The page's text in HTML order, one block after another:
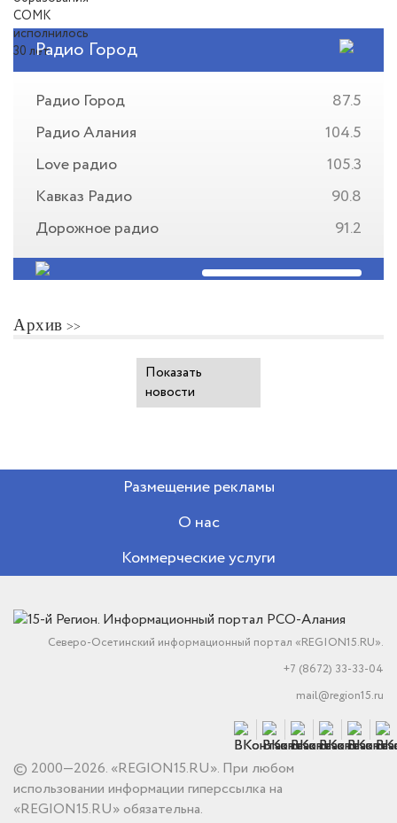
Радио Город
Радио Город
87.5
Радио Алания
104.5
Love радио
105.3
Кавказ Радио
90.8
Дорожное радио
91.2
Архив
Показать
новости
Размещение рекламы
О нас
Коммерческие услуги
Северо-Осетинский информационный портал «REGION15.RU».
+7 (8672) 33-33-04
mail@region15.ru
© 2000—2026. «REGION15.RU». При любом
использовании информации гиперссылка на
«REGION15.RU» обязательна.